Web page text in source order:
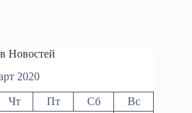
Новостей
2020
Чт Пт Сб
Вс